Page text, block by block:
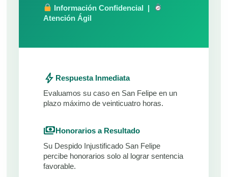
Información Confidencial |
Atención Ágil
bolt Respuesta Inmediata
Evaluamos su caso en San Felipe en un
plazo máximo de veinticuatro horas.
paymentsHonorarios a Resultado
Su Despido Injustificado San Felipe
percibe honorarios solo al lograr sentencia
favorable.